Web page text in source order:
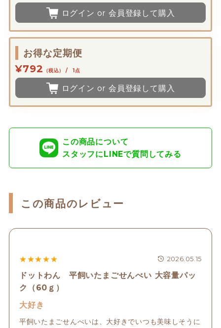
ログイン or 会員登録して購入
お得な定期便
¥792 （税込） / 1点
ログイン or 会員登録して購入
この商品について
スタッフにLINEで質問してみる
この商品のレビュー
2026.05.15
ドットわん 平飼いたまごせんべい 大容量パッ
ク（60ｇ）
★★★★★
大好き
平飼いたまごせんべいは、大好きでいつも美味しそうに